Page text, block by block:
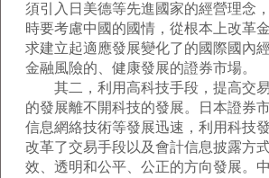
須引入日美德等先進國家的經營理念
時要考慮中國的國情，從根本上改革
求建立起適應發展變化了的國際國內
金融風險的、健康發展的證券市場。
其二，利用高科技手段，提高交易
的發展離不開科技的發展。日本證券
信息網絡技術等發展迅速，利用科技
改革了交易手段以及會計信息披露方
效、透明和公平、公正的方向發展。